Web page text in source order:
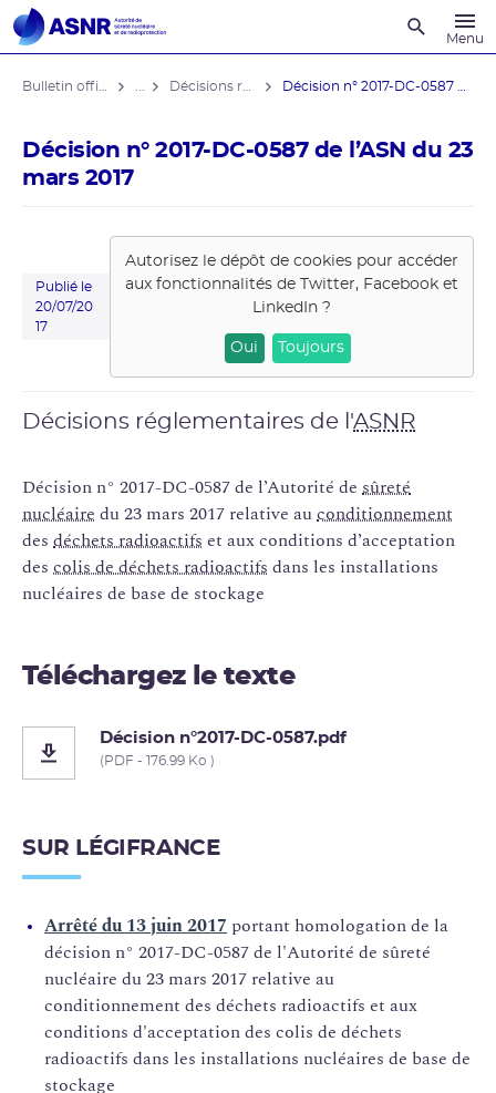
Menu
Décision n° 2017-DC-0587 de l’ASN du 23
mars 2017
Publié le
20/07/20
17
Autorisez le dépôt de cookies pour accéder
aux fonctionnalités de Twitter, Facebook et
LinkedIn?
Oui Toujours
Décisions réglementaires de l'ASNR
Décision n° 2017-DC-0587 de l’Autorité de sûreté
nucléaire du 23 mars 2017 relative auconditionnement
des déchets radioactifs et aux conditions d’acceptation
des colis de déchets radioactifs dans les installations
nucléaires de base de stockage
Téléchargez le texte
Décision n°2017-DC-0587.pdf
(PDF - 176.99 Ko )
SUR LÉGIFRANCE
Arrêté du 13 juin 2017 portant homologation de la
décision n° 2017-DC-0587 de l'Autorité de sûreté
nucléaire du 23 mars 2017 relative au
conditionnement des déchets radioactifs et aux
conditions d'acceptation des colis de déchets
radioactifs dans les installations nucléaires de base de
stockage